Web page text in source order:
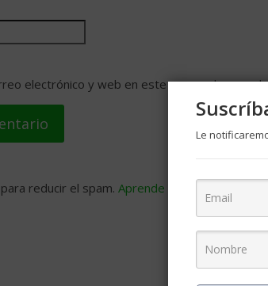
electrónico y web en este navegador para
reducir el spam. Aprende cómo se
Le